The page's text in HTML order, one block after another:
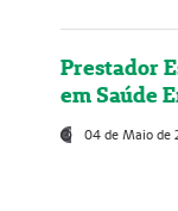
Prestador
em Saúde
04 de Maio de